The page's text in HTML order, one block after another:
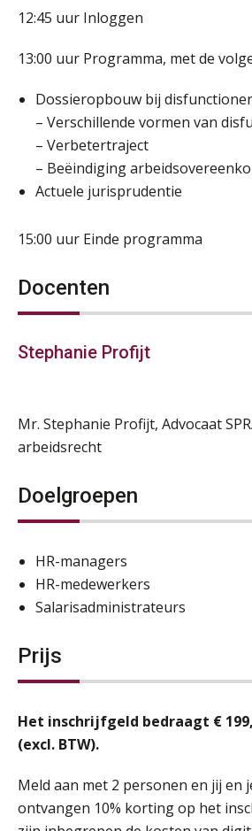
12:45 uur Inloggen
13:00 uur Programma, met de
Dossieropbouw bij
– Verschillende vormen van
– Verbetertraject
– Beëindiging
Actuele jurisprudentie
15:00 uur Einde programma
Docenten
Stephanie Profijt
Mr. Stephanie Profijt, Advocaat
arbeidsrecht
Doelgroepen
HR-managers
HR-medewerkers
Salarisadministrateurs
Prijs
Het inschrijfgeld bedraagt €
(excl. BTW).
Meld aan met 2 personen en jij en
ontvangen 10% korting op het